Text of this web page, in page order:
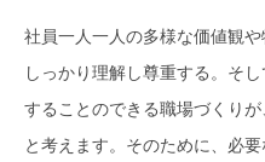
社員一人一人の多様な価値観
しっかり理解し尊重する。そ
することのできる職場づくり
と考えます。そのために、必